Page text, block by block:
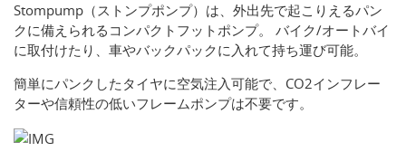
Stompump（ストンプポンプ）は、外出先で起こりえるパン
クに備えられるコンパクトフットポンプ。 バイク/オートバイ
に取付けたり、車やバックパックに入れて持ち運び可能。
簡単にパンクしたタイヤに空気注入可能で、CO2インフレー
ターや信頼性の低いフレームポンプは不要です。